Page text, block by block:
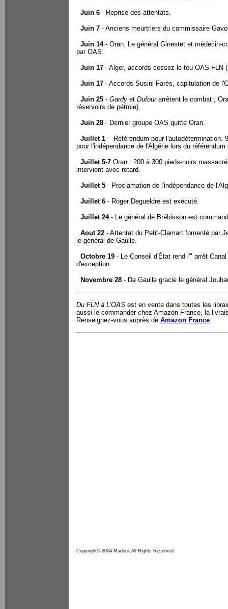
Juin 6 - Reprise des attentats.
Juin 7 - Anciens meurtriers du commissaire
Juin 14- Oran. Le général Ginestet et médecin-
par OAS.
Juin 17 - Alger, accords cessez-le-feu OAS-FLN
Juin 17 - Accords Susini-Farès, capitulation de
Juin 25 - Gardy et Dufourarrêtent le combat ;
réservoirs de pétrole).
Juin 28 - Dernier groupe OAS quitte Oran.
Juillet 1 - Référendum pour l'autodétermination.
pour l'indépendance de l'Algérie lors du
Juillet 5-7 Oran : 200 à 300 pieds-noirs
intervient avec retard.
Juillet 5 - Proclamation de l'indépendance de
Juillet 6 - Roger Degueldre est exécuté.
Juillet 24- Le général de Brébisson est
Aout 22 - Attentat du Petit-Clamart fomenté par
le général de Gaulle.
Octobre 19 - Le Conseil d'État rend l'" arrêt
d'exception.
Novembre 28 - De Gaulle gracie le général
Du FLN à L’OAS est en vente dans toutes les
aussi le commander chez Amazon France, la
Renseignez-vous auprès de Amazon France
Copyright© 2004 Madoui. All Rights Reserved.